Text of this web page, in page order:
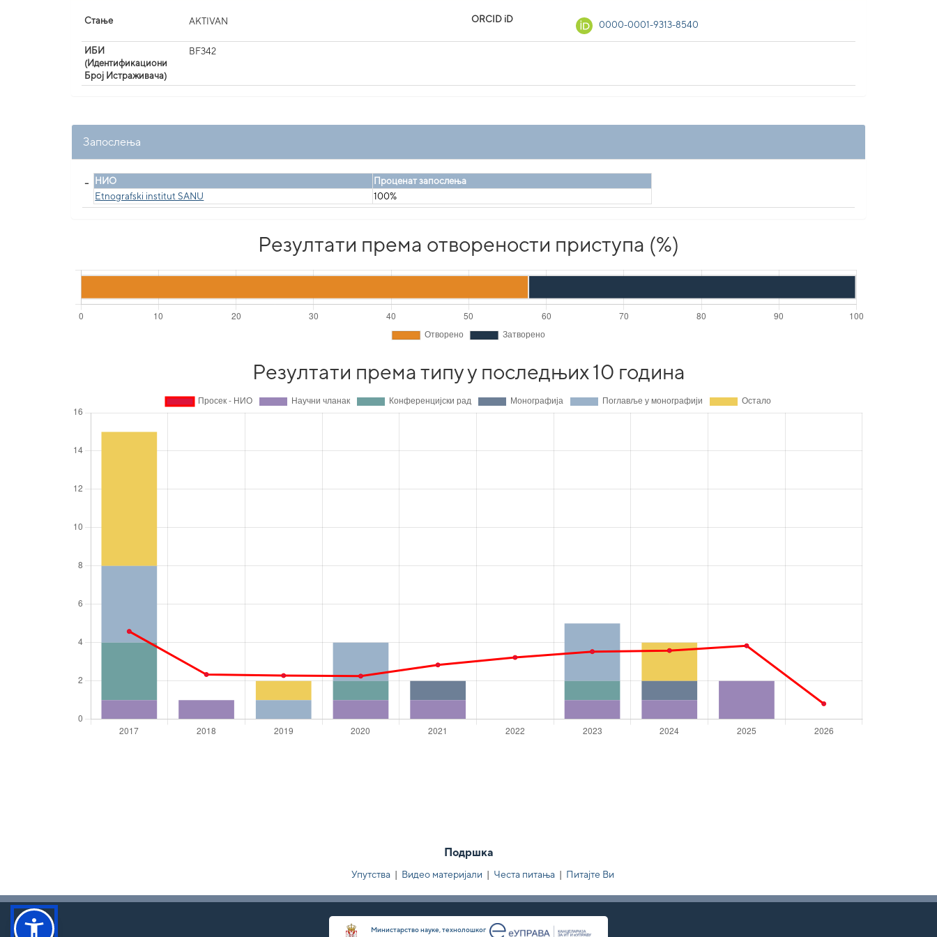
Стање AKTIVAN ORCID iD
0000-0001-9313-8540
ИБИ
(Идентификациони
Број Истраживача)
BF342
Запослења
НИО
Проценат запослења
Etnografski institut SANU
100%
Резултати према отворености приступа (%)
Резултати према типу у последњих 10 година
Подршка
Упутства | Видео материјали | Честа питања | Питајте Ви
Министарство науке, технолошког